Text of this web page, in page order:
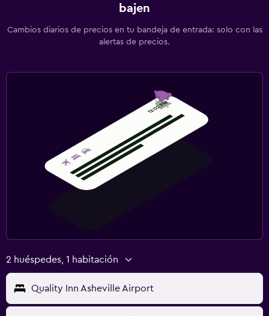
bajen
Cambios diarios de precios en tu bandeja de entrada: solo con las
alertas de precios.
2 huéspedes, 1 habitación
Quality Inn Asheville Airport